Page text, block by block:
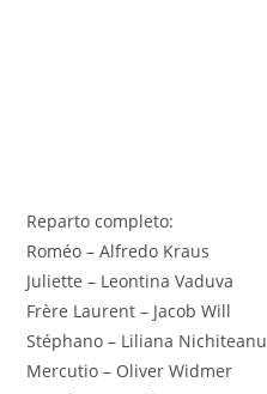
Reparto completo:
Roméo – Alfredo Kraus
Juliette – Leontina Vaduva
Frère Laurent – Jacob Will
Stéphano – Liliana Nichiteanu
Mercutio – Oliver Widmer